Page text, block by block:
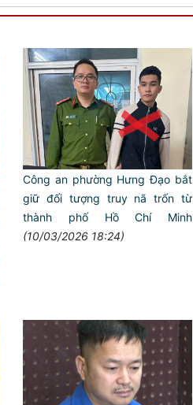
Công an phường Hưng Đạo bắt
giữ đối tượng truy nã trốn từ
thành phố Hồ Chí Minh
(10/03/2026 18:24)